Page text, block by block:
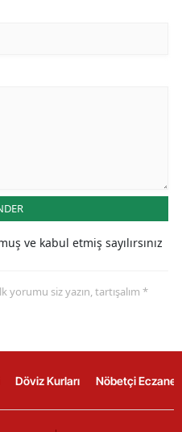
ve kabul etmiş sayılırsınız
siz yazın, tartışalım *
Döviz Kurları Nöbetçi